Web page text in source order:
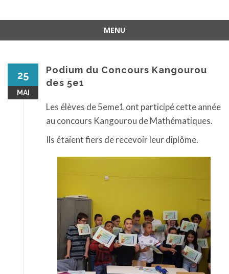
MENU
25
MAI
Podium du Concours Kangourou
des 5e1
Les élèves de 5eme1 ont participé cette année
au concours Kangourou de Mathématiques.
Ils étaient fiers de recevoir leur diplôme.